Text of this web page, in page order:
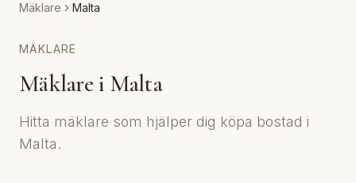
Mäklare Malta
MÄKLARE
Mäklare i Malta
Hitta mäklare som hjälper dig köpa bostad i
Malta.